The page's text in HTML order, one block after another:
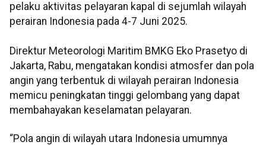
pelaku aktivitas pelayaran kapal di sejumlah wilayah
perairan Indonesia pada 4-7 Juni 2025.
Direktur Meteorologi Maritim BMKG Eko Prasetyo di
Jakarta, Rabu, mengatakan kondisi atmosfer dan pola
angin yang terbentuk di wilayah perairan Indonesia
memicu peningkatan tinggi gelombang yang dapat
membahayakan keselamatan pelayaran.
“Pola angin di wilayah utara Indonesia umumnya